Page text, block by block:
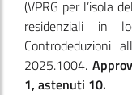
(VPRG per l’isola
residenziali in
Controdeduzioni
2025.1004.
1, astenuti 10.